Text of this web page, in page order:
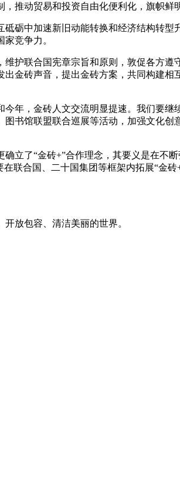
推动贸易和投资自由化便利化，旗帜鲜
中加速新旧动能转换和经济结构转型
竞争力。
联合国宪章宗旨和原则，敦促各方遵
金砖声音，提出金砖方案，共同构建相
年，金砖人文交流明显提速。我们要继
书馆联盟联合巡展等活动，加强文化创
了“金砖+”合作理念，其要义是在不
联合国、二十国集团等框架内拓展“金
放包容、清洁美丽的世界。